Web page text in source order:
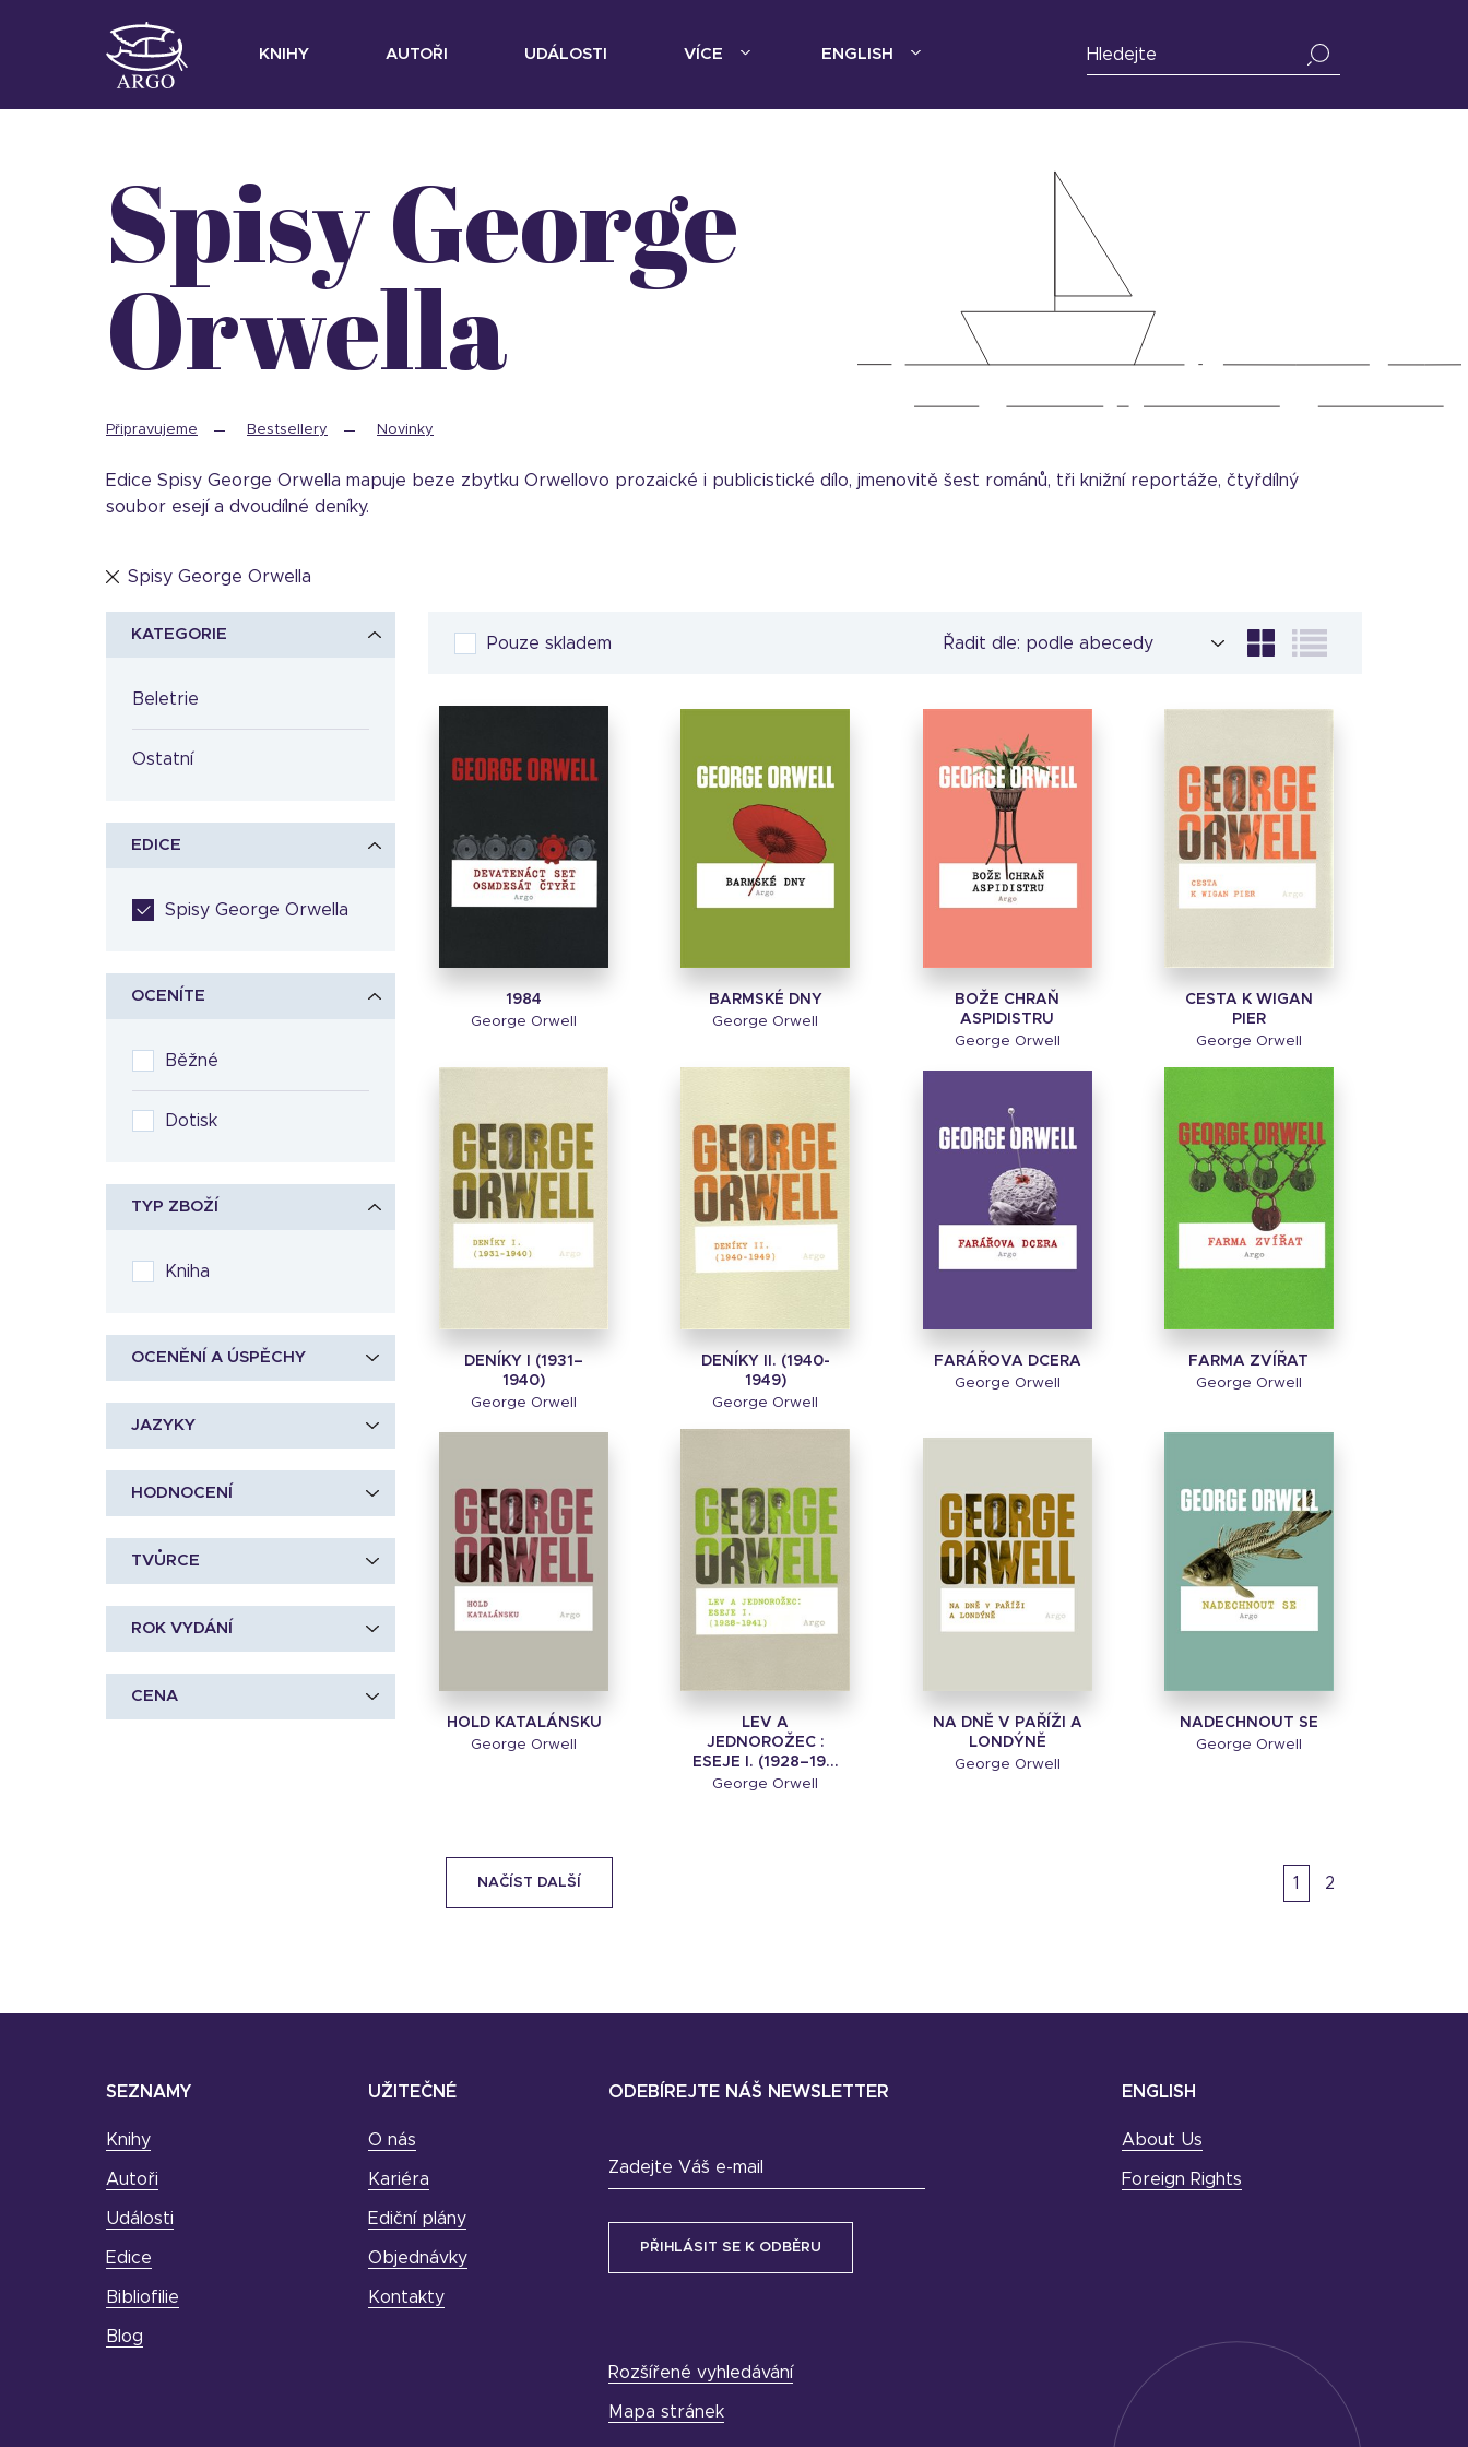
KNIHY AUTOŘI UDÁLOSTI VÍCE ENGLISH
Spisy George
Orwella
Připravujeme Bestsellery Novinky
Edice Spisy George Orwella mapuje beze zbytku Orwellovo prozaické i publicistické dílo, jmenovitě šest románů, tři knižní reportáže, čtyřdílný
soubor esejí a dvoudílné deníky.
Spisy George Orwella
KATEGORIE
Beletrie
Ostatní
EDICE
Spisy George Orwella
OCENÍTE
Běžné
Dotisk
TYP ZBOŽÍ
Kniha
OCENĚNÍ A ÚSPĚCHY
JAZYKY
HODNOCENÍ
TVŮRCE
ROK VYDÁNÍ
CENA
Pouze skladem Řadit dle:
1984
George Orwell
BARMSKÉ DNY
George Orwell
BOŽE CHRAŇ
ASPIDISTRU
George Orwell
CESTA K WIGAN
PIER
George Orwell
DENÍKY I (1931–
1940)
George Orwell
DENÍKY II. (1940-
1949)
George Orwell
FARÁŘOVA DCERA
George Orwell
FARMA ZVÍŘAT
George Orwell
HOLD KATALÁNSKU
George Orwell
LEV A
JEDNOROŽEC :
ESEJE I. (1928–19...
George Orwell
NA DNĚ V PAŘÍŽI A
LONDÝNĚ
George Orwell
NADECHNOUT SE
George Orwell
NAČÍST DALŠÍ 1 2
SEZNAMY
Knihy
Autoři
Události
Edice
Bibliofilie
Blog
UŽITEČNÉ
O nás
Kariéra
Ediční plány
Objednávky
Kontakty
ODEBÍREJTE NÁŠ NEWSLETTER
Zadejte Váš e-mail
Rozšířené vyhledávání
Mapa stránek
ENGLISH
About Us
Foreign Rights